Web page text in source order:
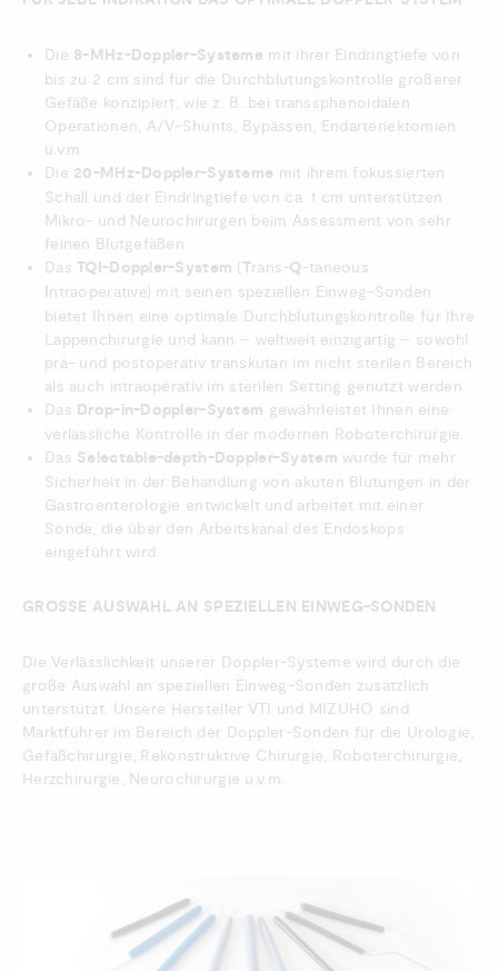
Die 8-MHz-Doppler-Systeme mit ihrer Eindringtiefe von
bis zu 2 cm sind für die Durchblutungs­kontrolle größerer
Gefäße konzipiert, wie z. B. bei transsphenoi­dalen
Operationen, A/V-Shunts, Bypässen, Endarteriekto­mien
u.v.m.
Die 20-MHz-Doppler-Systeme mit ihrem fokussierten
Schall und der Eindringtiefe von ca. 1 cm unterstützen
Mikro- und Neurochirurgen beim Assessment von sehr
feinen Blutgefäßen.
Das TQI-Doppler-System (Trans-Q-taneous
Intraoperative) mit seinen speziellen Einweg-Sonden
bietet Ihnen eine optimale Durchblutungs­kontrolle für Ihre
Lappenchirurgie und kann – weltweit einzigartig – sowohl
prä- und postoperativ transkutan im nicht sterilen Bereich
als auch intraoperativ im sterilen Setting genutzt werden.
Das Drop-in-Doppler-System gewährleistet Ihnen eine
verlässliche Kontrolle in der modernen Roboterchirurgie.
Das Selectable-depth-Doppler-System wurde für mehr
Sicherheit in der Behandlung von akuten Blutungen in der
Gastroenterologie entwickelt und arbeitet mit einer
Sonde, die über den Arbeitskanal des Endoskops
eingeführt wird.
GROSSE AUSWAHL AN SPEZIELLEN EINWEG-SONDEN
Die Verlässlichkeit unserer Doppler-Systeme wird durch die
große Auswahl an speziellen Einweg-Sonden zusätzlich
unterstützt. Unsere Hersteller VTI und MIZUHO sind
Marktführer im Bereich der Doppler-Sonden für die Urologie,
Gefäßchirurgie, Rekonstruktive Chirurgie, Roboterchirurgie,
Herzchirurgie, Neurochirurgie u.v.m.